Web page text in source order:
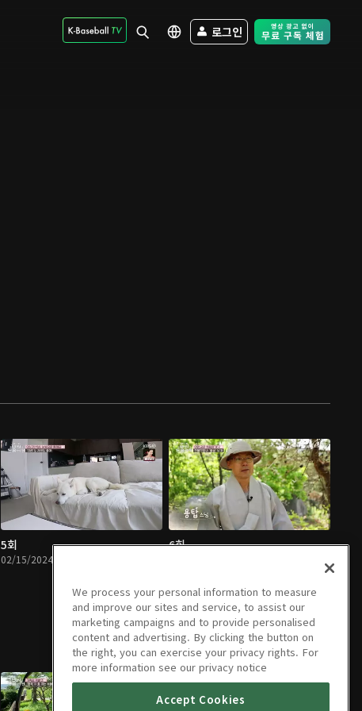
로그인 Free Trial -
5회
02/15/2024 • 48분
6회
We process your personal information to measure
and improve our sites and service, to assist our
marketing campaigns and to provide personalised
content and advertising. By clicking the button on
the right, you can exercise your privacy rights. For
more information see our privacy notice
Accept Cookies